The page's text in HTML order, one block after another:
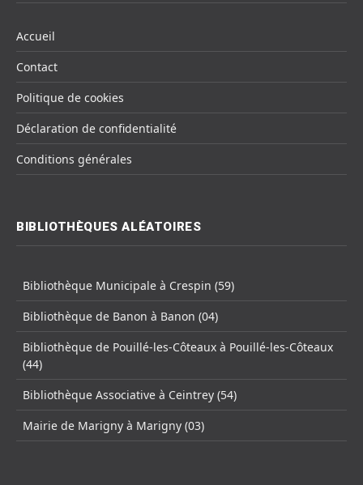
Accueil
Contact
Politique de cookies
Déclaration de confidentialité
Conditions générales
BIBLIOTHÈQUES ALÉATOIRES
Bibliothèque Municipale à Crespin (59)
Bibliothèque de Banon à Banon (04)
Bibliothèque de Pouillé-les-Côteaux à Pouillé-les-Côteaux
(44)
Bibliothèque Associative à Ceintrey (54)
Mairie de Marigny à Marigny (03)